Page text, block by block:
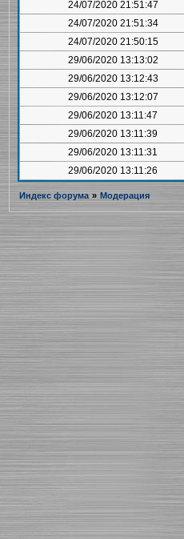
24/07/2020 21:51:47
24/07/2020 21:51:34
24/07/2020 21:50:15
29/06/2020 13:13:02
29/06/2020 13:12:43
29/06/2020 13:12:07
29/06/2020 13:11:47
29/06/2020 13:11:39
29/06/2020 13:11:31
29/06/2020 13:11:26
Индекс форума » Модерация